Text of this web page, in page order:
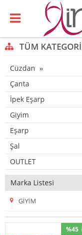
TÜM
Cüzdan
Çanta
İpek Eşarp
Giyim
Eşarp
Şal
OUTLET
Marka Listesi
GIYIM
%45